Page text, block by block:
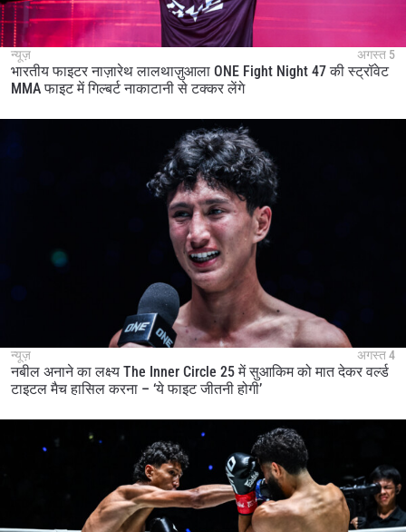
न्यूज़ अगस्त 5
भारतीय फाइटर नाज़ारेथ लालथाज़ुआला ONE Fight Night 47 की स्ट्रॉवेट
MMA फाइट में गिल्बर्ट नाकाटानी से टक्कर लेंगे
न्यूज़ अगस्त 4
नबील अनाने का लक्ष्य The Inner Circle 25 में सुआकिम को मात देकर वर्ल्ड
टाइटल मैच हासिल करना – ‘ये फाइट जीतनी होगी’